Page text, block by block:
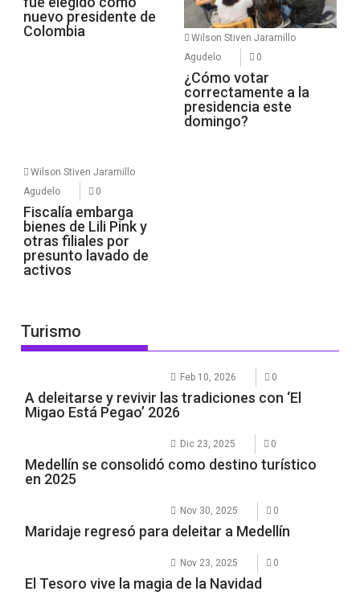
nuevo presidente de
Colombia
Wilson Stiven Jaramillo
Agudelo
0
¿Cómo votar
correctamente a la
presidencia este
domingo?
Wilson Stiven Jaramillo
Agudelo
0
Fiscalía embarga
bienes de Lili Pink y
otras filiales por
presunto lavado de
activos
Turismo
Feb 10, 2026 0
A deleitarse y revivir las tradiciones con ‘El
Migao Está Pegao’ 2026
Dic 23, 2025 0
Medellín se consolidó como destino turístico
en 2025
Nov 30, 2025 0
Maridaje regresó para deleitar a Medellín
Nov 23, 2025 0
El Tesoro vive la magia de la Navidad